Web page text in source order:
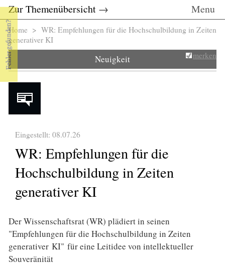
Zur Themenübersicht → Menu
Sie sind hier
Home > WR: Empfehlungen für die Hochschulbildung in Zeiten
generativer KI
Neuigkeit merken
Eingestellt: 08.07.26
WR: Empfehlungen für die
Hochschulbildung in Zeiten
generativer KI
Der Wissenschaftsrat (WR) plädiert in seinen
"Empfehlungen für die Hochschulbildung in Zeiten
generativer KI" für eine Leitidee von intellektueller
Souveränität